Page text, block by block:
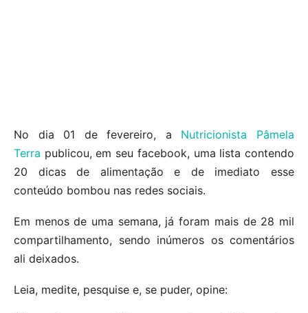
No dia 01 de fevereiro, a Nutricionista Pâmela
Terra publicou, em seu facebook, uma lista contendo
20 dicas de alimentação e de imediato esse
conteúdo bombou nas redes sociais.
Em menos de uma semana, já foram mais de 28 mil
compartilhamento, sendo inúmeros os comentários
ali deixados.
Leia, medite, pesquise e, se puder, opine: